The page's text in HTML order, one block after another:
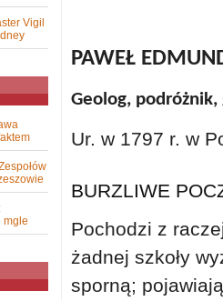
PAWEŁ
Geolog,
Ur. w 1797 r. w
BURZLIWE
Pochodzi z
żadnej szkoły
sporną;
Vigil
mgle